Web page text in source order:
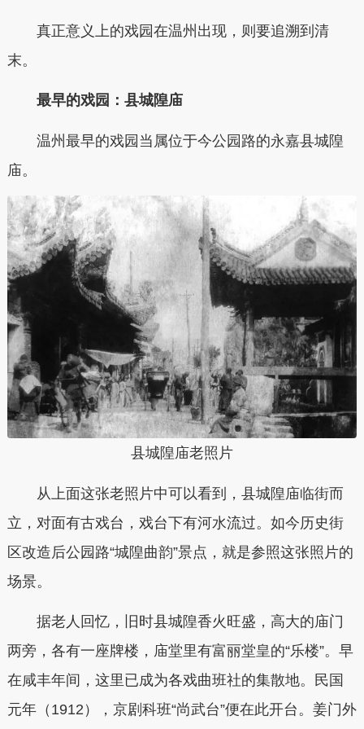
真正意义上的戏园在温州出现，则要追溯到清
末。
最早的戏园：县城隍庙
温州最早的戏园当属位于今公园路的永嘉县城隍
庙。
县城隍庙老照片
从上面这张老照片中可以看到，县城隍庙临街而
立，对面有古戏台，戏台下有河水流过。如今历史街
区改造后公园路“城隍曲韵”景点，就是参照这张照片的
场景。
据老人回忆，旧时县城隍香火旺盛，高大的庙门
两旁，各有一座牌楼，庙堂里有富丽堂皇的“乐楼”。早
在咸丰年间，这里已成为各戏曲班社的集散地。民国
元年（1912），京剧科班“尚武台”便在此开台。姜门外